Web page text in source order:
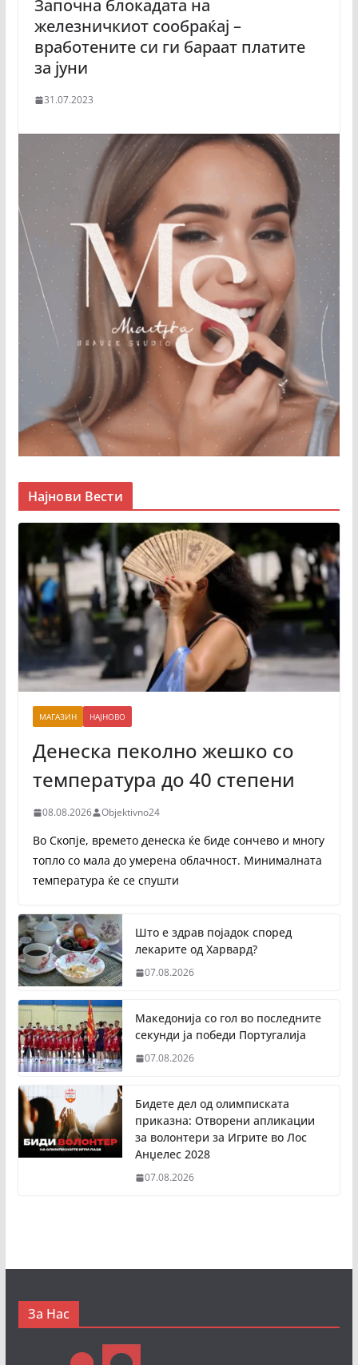
Започна блокадата на
железничкиот сообраќај –
вработените си ги бараат платите
за јуни
31.07.2023
Најнови Вести
МАГАЗИН НАЈНОВО
Денеска пеколно жешко со
температура до 40 степени
08.08.2026 Objektivno24
Во Скопје, времето денеска ќе биде сончево и многу
топло со мала до умерена облачност. Минималната
температура ќе се спушти
Што е здрав појадок според
лекарите од Харвард?
07.08.2026
Македонија со гол во последните
секунди ја победи Португалија
07.08.2026
Бидете дел од олимписката
приказна: Отворени апликации
за волонтери за Игрите во Лос
Анџелес 2028
07.08.2026
За Нас